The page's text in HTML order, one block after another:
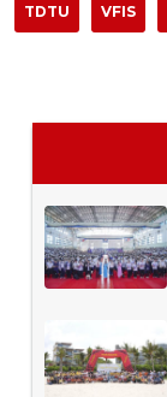
TDTU VFIS